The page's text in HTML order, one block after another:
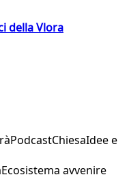
della Vlora
PodcastChiesaIdee e
Ecosistema avvenire